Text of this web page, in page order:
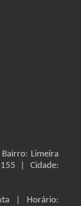
Limeira
| Cidade:
| Horário: